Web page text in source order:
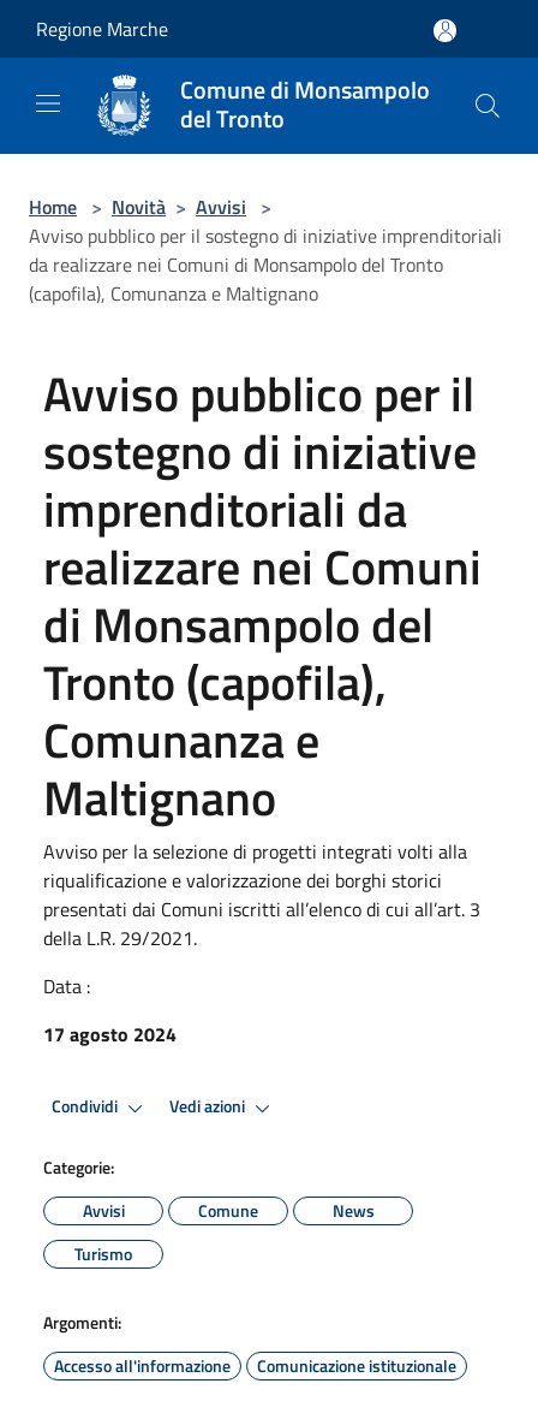
Regione Marche
Comune di Monsampolo
del Tronto
Home > Novità > Avvisi >
Avviso pubblico per il sostegno di iniziative imprenditoriali
da realizzare nei Comuni di Monsampolo del Tronto
(capofila), Comunanza e Maltignano
Avviso pubblico per il
sostegno di iniziative
imprenditoriali da
realizzare nei Comuni
di Monsampolo del
Tronto (capofila),
Comunanza e
Maltignano
Avviso per la selezione di progetti integrati volti alla
riqualificazione e valorizzazione dei borghi storici
presentati dai Comuni iscritti all’elenco di cui all’art. 3
della L.R. 29/2021.
Data :
17 agosto 2024
Condividi Vedi azioni
Categorie:
Avvisi
Comune
News
Turismo
Argomenti:
Accesso all'informazione
Comunicazione istituzionale